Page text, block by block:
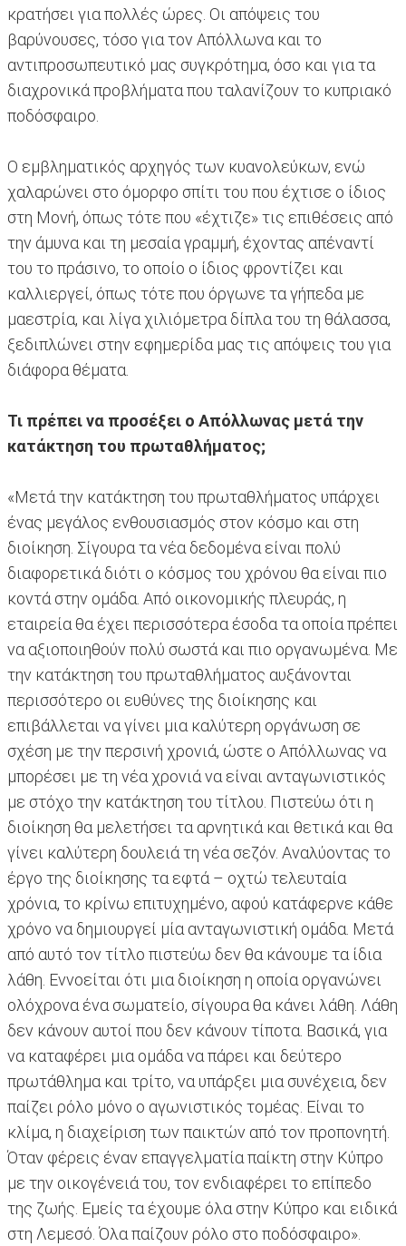
κρατήσει για πολλές ώρες. Οι απόψεις του
βαρύνουσες, τόσο για τον Απόλλωνα και το
αντιπροσωπευτικό μας συγκρότημα, όσο και για τα
διαχρονικά προβλήματα που ταλανίζουν το κυπριακό
ποδόσφαιρο.
Ο εμβληματικός αρχηγός των κυανολεύκων, ενώ
χαλαρώνει στο όμορφο σπίτι του που έχτισε ο ίδιος
στη Μονή, όπως τότε που «έχτιζε» τις επιθέσεις από
την άμυνα και τη μεσαία γραμμή, έχοντας απέναντί
του το πράσινο, το οποίο ο ίδιος φροντίζει και
καλλιεργεί, όπως τότε που όργωνε τα γήπεδα με
μαεστρία, και λίγα χιλιόμετρα δίπλα του τη θάλασσα,
ξεδιπλώνει στην εφημερίδα μας τις απόψεις του για
διάφορα θέματα.
Τι πρέπει να προσέξει ο Απόλλωνας μετά την
κατάκτηση του πρωταθλήματος;
«Μετά την κατάκτηση του πρωταθλήματος υπάρχει
ένας μεγάλος ενθουσιασμός στον κόσμο και στη
διοίκηση. Σίγουρα τα νέα δεδομένα είναι πολύ
διαφορετικά διότι ο κόσμος του χρόνου θα είναι πιο
κοντά στην ομάδα. Από οικονομικής πλευράς, η
εταιρεία θα έχει περισσότερα έσοδα τα οποία πρέπει
να αξιοποιηθούν πολύ σωστά και πιο οργανωμένα. Με
την κατάκτηση του πρωταθλήματος αυξάνονται
περισσότερο οι ευθύνες της διοίκησης και
επιβάλλεται να γίνει μια καλύτερη οργάνωση σε
σχέση με την περσινή χρονιά, ώστε ο Απόλλωνας να
μπορέσει με τη νέα χρονιά να είναι ανταγωνιστικός
με στόχο την κατάκτηση του τίτλου. Πιστεύω ότι η
διοίκηση θα μελετήσει τα αρνητικά και θετικά και θα
γίνει καλύτερη δουλειά τη νέα σεζόν. Αναλύοντας το
έργο της διοίκησης τα εφτά – οχτώ τελευταία
χρόνια, το κρίνω επιτυχημένο, αφού κατάφερνε κάθε
χρόνο να δημιουργεί μία ανταγωνιστική ομάδα. Μετά
από αυτό τον τίτλο πιστεύω δεν θα κάνουμε τα ίδια
λάθη. Eννοείται ότι μια διοίκηση η οποία οργανώνει
ολόχρονα ένα σωματείο, σίγουρα θα κάνει λάθη. Λάθη
δεν κάνουν αυτοί που δεν κάνουν τίποτα. Βασικά, για
να καταφέρει μια ομάδα να πάρει και δεύτερο
πρωτάθλημα και τρίτο, να υπάρξει μια συνέχεια, δεν
παίζει ρόλο μόνο ο αγωνιστικός τομέας. Είναι το
κλίμα, η διαχείριση των παικτών από τον προπονητή.
Όταν φέρεις έναν επαγγελματία παίκτη στην Κύπρο
με την οικογένειά του, τον ενδιαφέρει το επίπεδο
της ζωής. Εμείς τα έχουμε όλα στην Κύπρο και ειδικά
στη Λεμεσό. Όλα παίζουν ρόλο στο ποδόσφαιρο».